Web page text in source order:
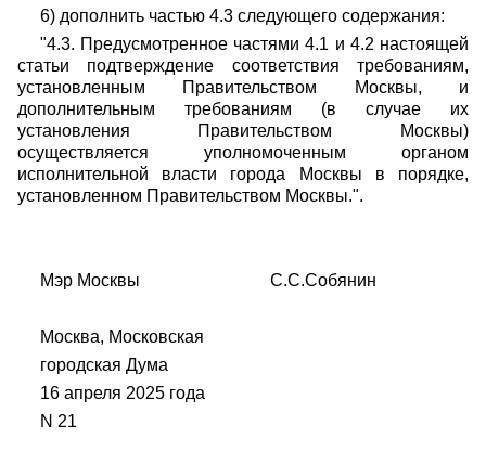
6) дополнить частью 4.3 следующего содержания:
"4.3. Предусмотренное частями 4.1 и 4.2 настоящей
статьи подтверждение соответствия требованиям,
установленным Правительством Москвы, и
дополнительным требованиям (в случае их
установления Правительством Москвы)
осуществляется уполномоченным органом
исполнительной власти города Москвы в порядке,
установленном Правительством Москвы.".
Мэр Москвы С.С.Собянин
Москва, Московская
городская Дума
16 апреля 2025 года
N 21